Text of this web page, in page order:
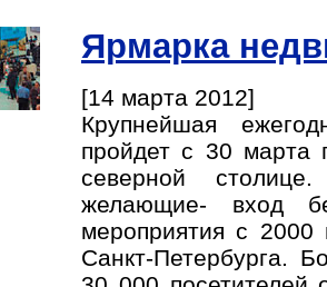
Ярмарка
[14 марта 2012]
Крупнейшая
пройдет с 30 марта
северной
желающие- вход
мероприятия с 2000
Санкт-Петербурга.